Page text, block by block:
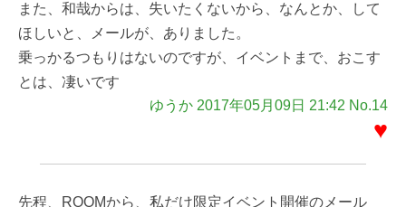
また、和哉からは、失いたくないから、なんとか、して
ほしいと、メールが、ありました。
乗っかるつもりはないのですが、イベントまで、おこす
とは、凄いです
ゆうか 2017年05月09日 21:42 No.14
♥
先程、ROOMから、私だけ限定イベント開催のメール